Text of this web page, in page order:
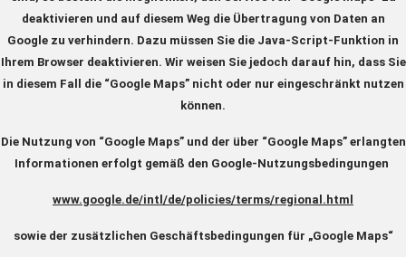
deaktivieren und auf diesem Weg die Übertragung von Daten an
Google zu verhindern. Dazu müssen Sie die Java-Script-Funktion in
Ihrem Browser deaktivieren. Wir weisen Sie jedoch darauf hin, dass Sie
in diesem Fall die “Google Maps” nicht oder nur eingeschränkt nutzen
können.
Die Nutzung von “Google Maps” und der über “Google Maps” erlangten
Informationen erfolgt gemäß den Google-Nutzungsbedingungen
www.google.de/intl/de/policies/terms/regional.html
sowie der zusätzlichen Geschäftsbedingungen für „Google Maps“